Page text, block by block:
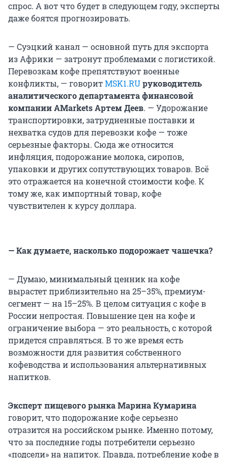
спрос. А вот что будет в следующем году, эксперты
даже боятся прогнозировать.
— Суэцкий канал — основной путь для экспорта
из Африки — затронут проблемами с логистикой.
Перевозкам кофе препятствуют военные
конфликты, — говоритMSK1.RUруководитель
аналитического департамента финансовой
компании AMarkets Артем Деев. — Удорожание
транспортировки, затрудненные поставки и
нехватка судов для перевозки кофе — тоже
серьезные факторы. Сюда же относится
инфляция, подорожание молока, сиропов,
упаковки и других сопутствующих товаров. Всё
это отражается на конечной стоимости кофе. К
тому же, как импортный товар, кофе
чувствителен к курсу доллара.
— Как думаете, насколько подорожает чашечка?
— Думаю, минимальный ценник на кофе
вырастет приблизительно на 25–35%, премиум-
сегмент — на 15–25%. В целом ситуация с кофе в
России непростая. Повышение цен на кофе и
ограничение выбора — это реальность, с которой
придется справляться. В то же время есть
возможности для развития собственного
кофеводства и использования альтернативных
напитков.
Эксперт пищевого рынка Марина Кумарина
говорит, что подорожание кофе серьезно
отразится на российском рынке. Именно потому,
что за последние годы потребители серьезно
«подсели» на напиток. Правда, потребление кофе в